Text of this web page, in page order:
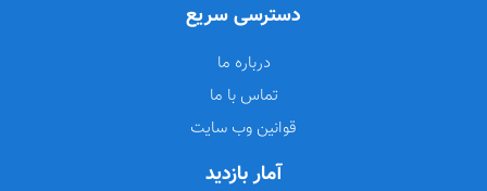
دسترسی سریع
درباره ما
تماس با ما
قوانین وب سایت
آمار بازدید